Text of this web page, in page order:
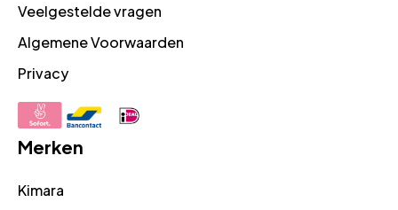
Veelgestelde vragen
Algemene Voorwaarden
Privacy
Merken
Kimara